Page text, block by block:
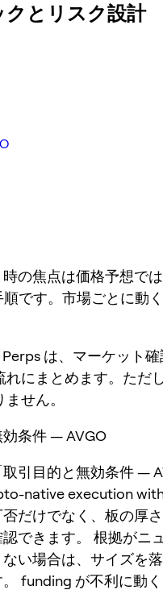
クとリスク設計
時の焦点は価格予想で
順です。市場ごとに動
Perps は、マーケット
れにまとめます。ただ
せん。
条件 — AVGO
取引目的と無効条件 —
native execution
だけでなく、板の厚
できます。 根拠がニ
い場合は、サイズを
funding が不利に動